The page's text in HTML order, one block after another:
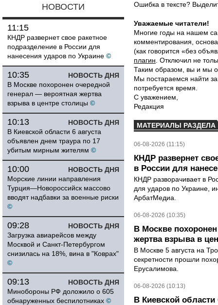
НОВОСТИ
11:15
КНДР развернет свое ракетное
подразделение в России для
нанесения ударов по Украине ©
НОВОСТЬ ДНЯ
10:35
В Москве похоронен очередной
генерал — вероятная жертва
взрыва в центре столицы ©
НОВОСТЬ ДНЯ
10:13
В Киевской области 6 августа
объявлен днем траура по 17
убитым мирным жителям ©
НОВОСТЬ ДНЯ
10:00
Морские линии направления
Турция—Новороссийск массово
вводят надбавки за военные риски
©
НОВОСТЬ ДНЯ
09:28
Загрузка авиарейсов между
Москвой и Санкт-Петербургом
снизилась на 18%, вина в "Коврах"
©
НОВОСТЬ ДНЯ
09:13
Минобороны РФ доложило о 605
обнаруженных беспилотниках ©
Ошибка в тексте?
Уважаемые читатели!
Многие годы на нашем
комментирования,
(как говорится «без
плагин . Отключил не
Таким образом, вы и мы
Мы постараемся найти
потребуется время.
С уважением,
Редакция
МАТЕРИАЛЫ РАЗДЕЛА
06-08-2026 (11:15)
КНДР развернет
в России для
КНДР разворачивает в
для ударов по Украине,
АрбатМедиа.
06-08-2026 (10:35)
В Москве
жертва взрыва в
В Москве 5 августа на
секретности прошли
Ерусалимова.
06-08-2026 (10:13)
В Киевской